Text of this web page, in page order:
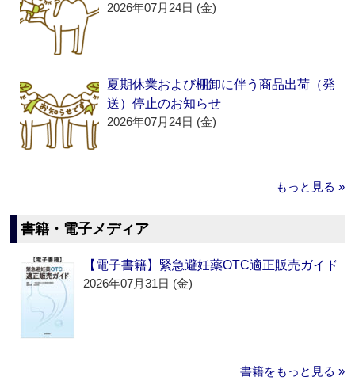
2026年07月24日 (金)
夏期休業および棚卸に伴う商品出荷（発
送）停止のお知らせ
2026年07月24日 (金)
もっと見る »
書籍・電子メディア
【電子書籍】緊急避妊薬OTC適正販売ガイド
2026年07月31日 (金)
書籍をもっと見る »